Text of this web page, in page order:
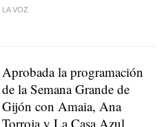
LA VOZ
Aprobada la programación
de la Semana Grande de
Gijón con Amaia, Ana
Torroja y La Casa Azul,